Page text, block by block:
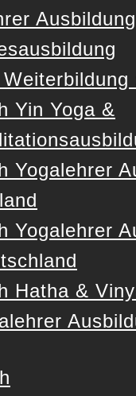
Ausbildung
Yin Yoga &
Yogalehrer
Yogalehrer
Hatha &